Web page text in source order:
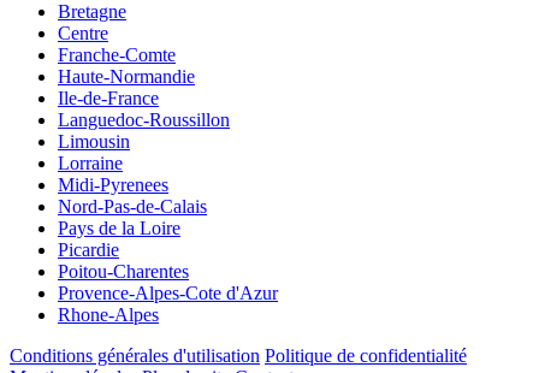
Bretagne
Centre
Franche-Comte
Haute-Normandie
Ile-de-France
Languedoc-Roussillon
Limousin
Lorraine
Midi-Pyrenees
Nord-Pas-de-Calais
Pays de la Loire
Picardie
Poitou-Charentes
Provence-Alpes-Cote d'Azur
Rhone-Alpes
Conditions générales d'utilisation Politique de confidentialité